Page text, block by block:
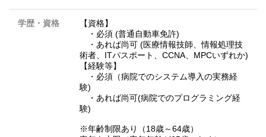
学歴・資格
【資格】
・必須 (普通自動車免許)
・あれば尚可 (医療情報技師、情報処理技
術者、ITパスポート、CCNA、MPCいずれか)
【経験等】
・必須（病院でのシステム導入の実務経
験)
・あれば尚可(病院でのプログラミング経
験)
※年齢制限あり（18歳～64歳）